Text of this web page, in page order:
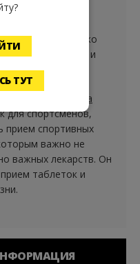
из
для здоровья
запахи и легко
чистоты и
активного образа
для спортсменов,
прием спортивных
важно не
важных лекарств. Он
таблеток и
ТУТ